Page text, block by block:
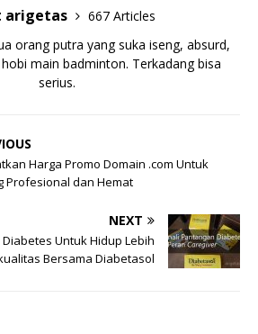
arigetas
667 Articles
orang putra yang suka iseng, absurd,
main badminton. Terkadang bisa
serius.
Harga Promo Domain .com Untuk
Profesional dan Hemat
NEXT
Untuk Hidup Lebih
Bersama Diabetasol